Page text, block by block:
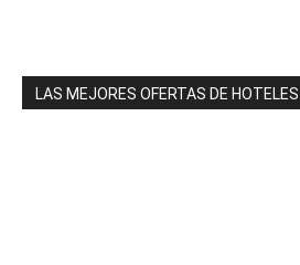
LAS MEJORES OFERTAS DE HOTELES